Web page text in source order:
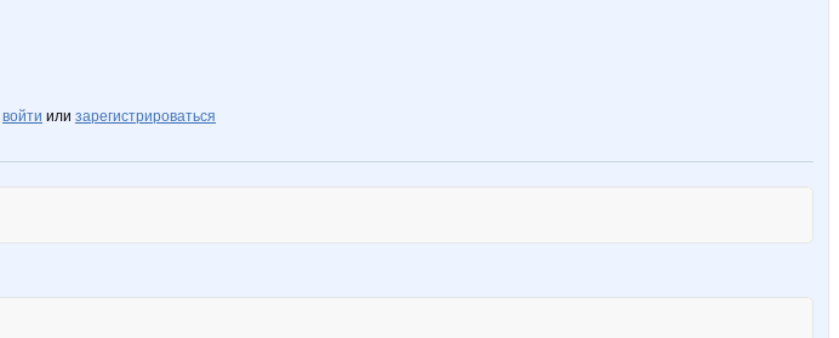
войти или зарегистрироваться